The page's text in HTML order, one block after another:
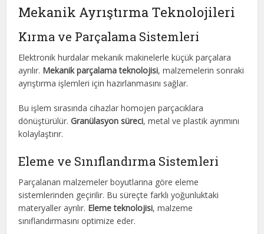
Mekanik Ayrıştırma Teknolojileri
Kırma ve Parçalama Sistemleri
Elektronik hurdalar mekanik makinelerle küçük parçalara
ayrılır. Mekanik parçalama teknolojisi, malzemelerin sonraki
ayrıştırma işlemleri için hazırlanmasını sağlar.
Bu işlem sırasında cihazlar homojen parçacıklara
dönüştürülür.Granülasyon süreci, metal ve plastik ayrımını
kolaylaştırır.
Eleme ve Sınıflandırma Sistemleri
Parçalanan malzemeler boyutlarına göre eleme
sistemlerinden geçirilir. Bu süreçte farklı yoğunluktaki
materyaller ayrılır. Eleme teknolojisi, malzeme
sınıflandırmasını optimize eder.